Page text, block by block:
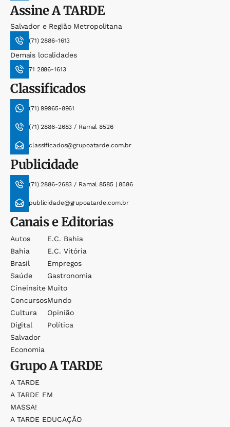
AssineA TARDE
Salvador e Região Metropolitana
(71) 2886-1613
Demais localidades
71 2886-1613
Classificados
(71) 99965-8961
(71) 2886-2683 / Ramal 8526
classificados@grupoatarde.com.br
Publicidade
(71) 2886-2683 / Ramal 8585 | 8586
publicidade@grupoatarde.com.br
Canais e Editorias
Autos
Bahia
Brasil
Saúde
Cineinsite
Concursos
Cultura
Digital
Salvador
Economia
E.c. Bahia
E.c. Vitória
Empregos
Gastronomia
Muito
Mundo
Opinião
Política
GrupoA TARDE
A TARDE
A TARDE FM
MASSA!
A TARDE EDUCAÇÃO